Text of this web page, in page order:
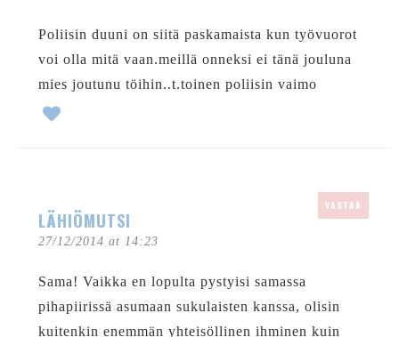
Poliisin duuni on siitä paskamaista kun työvuorot
voi olla mitä vaan.meillä onneksi ei tänä jouluna
mies joutunu töihin..t.toinen poliisin vaimo
LÄHIÖMUTSI
27/12/2014 at 14:23
VASTAA
Sama! Vaikka en lopulta pystyisi samassa
pihapiirissä asumaan sukulaisten kanssa, olisin
kuitenkin enemmän yhteisöllinen ihminen kuin